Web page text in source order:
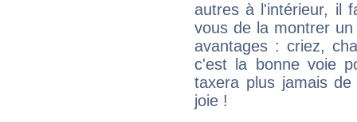
autres à l'intérieur, il
vous de la montrer
avantages : criez,
c'est la bonne voie
taxera plus jamais
joie !